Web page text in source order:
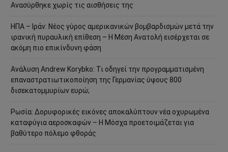
Ανασύρθηκε χωρίς τις αισθήσεις της
ΗΠΑ – Ιράν: Νέος γύρος αμερικανικών βομβαρδισμών μετά την
ιρανική πυραυλική επίθεση – Η Μέση Ανατολή εισέρχεται σε
ακόμη πιο επικίνδυνη φάση
Ανάλυση Andrew Korybko: Τι οδηγεί την προγραμματισμένη
επαναστρατιωτικοποίηση της Γερμανίας ύψους 800
δισεκατομμυρίων ευρώ;
Ρωσία: Δορυφορικές εικόνες αποκαλύπτουν νέα οχυρωμένα
καταφύγια αεροσκαφών – Η Μόσχα προετοιμάζεται για
βαθύτερο πόλεμο φθοράς